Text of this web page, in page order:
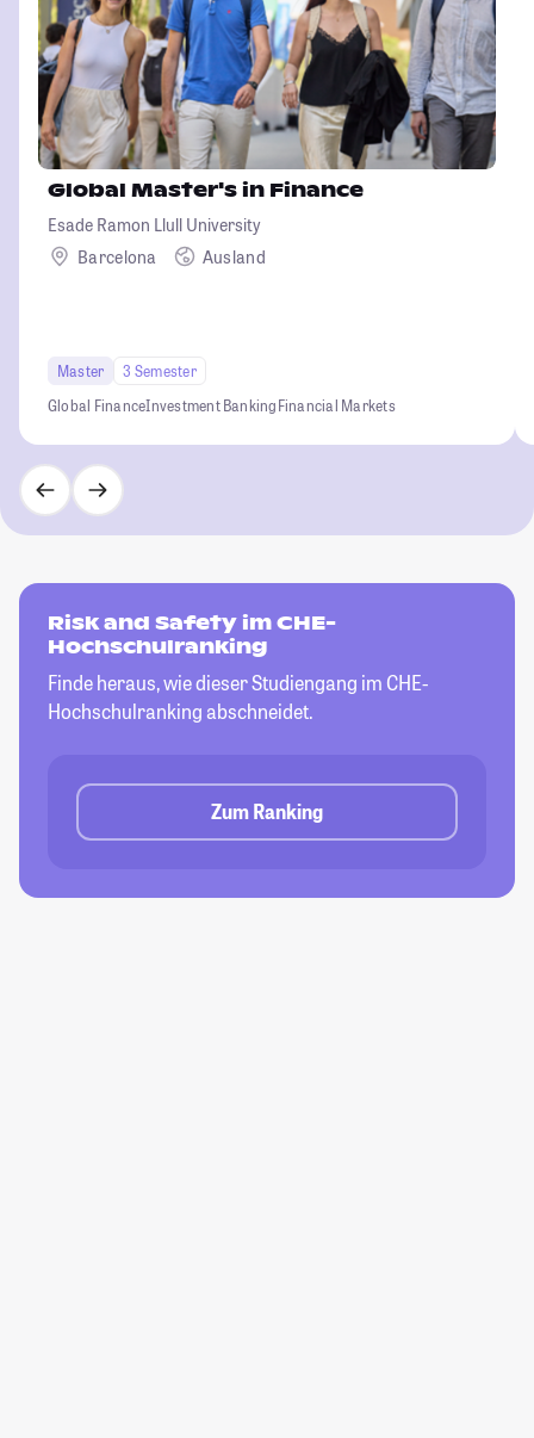
Global Master's in Finance
Esade Ramon Llull University
Barcelona
Ausland
Master
3 Semester
Global FinanceInvestment BankingFinancial Markets
Risk and Safety im CHE-
Hochschulranking
Finde heraus, wie dieser Studiengang im CHE-
Hochschulranking abschneidet.
Zum Ranking